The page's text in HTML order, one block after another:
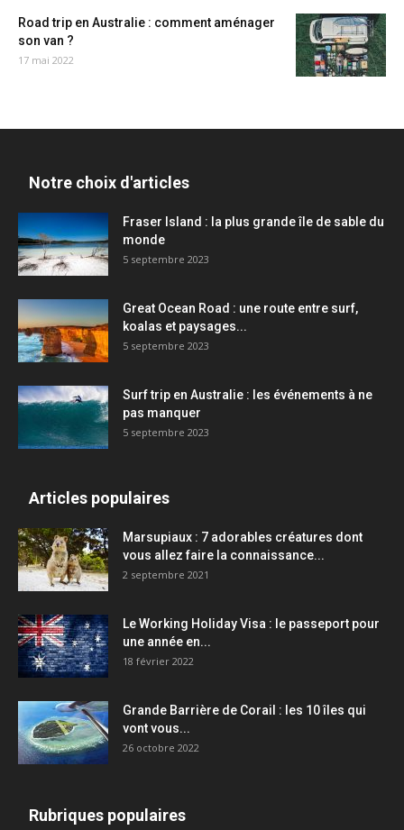
Road trip en Australie : comment aménager
son van ?
17 mai 2022
Notre choix d'articles
Fraser Island : la plus grande île de sable du
monde
5 septembre 2023
Great Ocean Road : une route entre surf,
koalas et paysages...
5 septembre 2023
Surf trip en Australie : les événements à ne
pas manquer
5 septembre 2023
Articles populaires
Marsupiaux : 7 adorables créatures dont
vous allez faire la connaissance...
2 septembre 2021
Le Working Holiday Visa : le passeport pour
une année en...
18 février 2022
Grande Barrière de Corail : les 10 îles qui
vont vous...
26 octobre 2022
Rubriques populaires